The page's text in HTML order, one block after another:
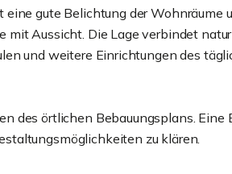
eine gute Belichtung der Wohnräume
mit Aussicht. Die Lage verbindet
und weitere Einrichtungen des
des örtlichen Bebauungsplans. Eine
zu klären.